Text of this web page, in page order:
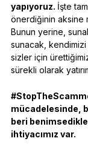
yapıyoruz. İşte
önerdiğinin aksine
Bunun yerine,
sunacak,
sizler için
sürekli olarak
mücadelesinde,
beri
ihtiyacımız var.